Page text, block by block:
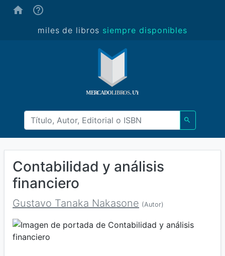
miles de libros siempre disponibles
Contabilidad y análisis
financiero
Gustavo Tanaka Nakasone (Autor)